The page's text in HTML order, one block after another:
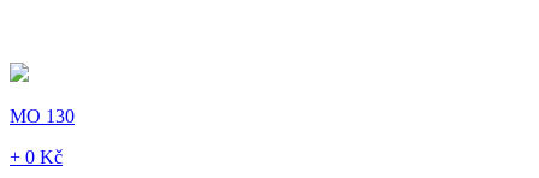
MO 130
+ 0 Kč